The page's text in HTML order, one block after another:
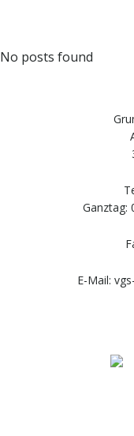
No posts found
Ganztag:
E-Mail: